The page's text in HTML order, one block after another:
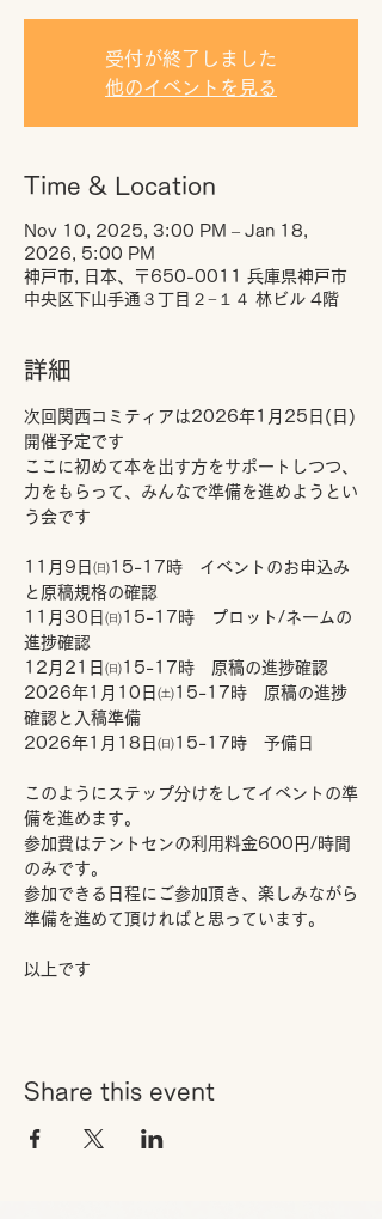
受付が終了しました
他のイベントを見る
Time & Location
Nov 10, 2025, 3:00 PM – Jan 18,
2026, 5:00 PM
神戸市, 日本、〒650-0011 兵庫県神戸市
中央区下山手通３丁目２−１４ 林ビル 4階
詳細
次回関西コミティアは2026年1月25日(日)
開催予定です
ここに初めて本を出す方をサポートしつつ、
力をもらって、みんなで準備を進めようとい
う会です
11月9日㈰15-17時　イベントのお申込み
と原稿規格の確認
11月30日㈰15-17時　プロット/ネームの
進捗確認
12月21日㈰15-17時　原稿の進捗確認
2026年1月10日㈯15-17時　原稿の進捗
確認と入稿準備
2026年1月18日㈰15-17時　予備日
このようにステップ分けをしてイベントの準
備を進めます。
参加費はテントセンの利用料金600円/時間
のみです。
参加できる日程にご参加頂き、楽しみながら
準備を進めて頂ければと思っています。
以上です
Share this event